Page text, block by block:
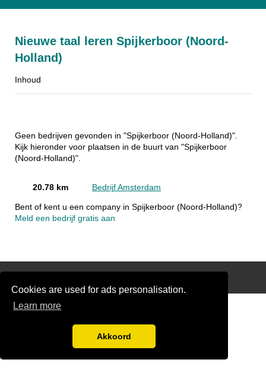
Cookies are used for ads personalisation.
Learn more
Akkoord
Nieuwe taal leren Spijkerboor (Noord-
Holland)
Inhoud
Geen bedrijven gevonden in "Spijkerboor (Noord-Holland)".
Kijk hieronder voor plaatsen in de buurt van "Spijkerboor
(Noord-Holland)".
20.78 km Bedrijf Amsterdam
Bent of kent u een company in Spijkerboor (Noord-Holland)?
Meld een bedrijf gratis aan